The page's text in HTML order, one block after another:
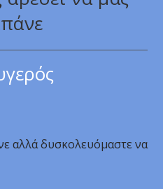
αλλά δυσκολευόμαστε να